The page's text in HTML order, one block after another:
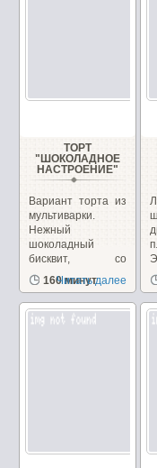
ТОРТ
"ШОКОЛАДНОЕ
НАСТРОЕНИЕ"
Вариант торта из
мультиварки.
Нежный
шоколадный
бисквит, со
сметанным
кремом...
160 минут
Читать далее